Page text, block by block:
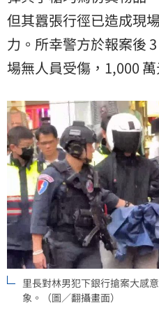
但其囂張行徑已造成現
力。所幸警方於報案後
場無人員受傷，1,000
里長對林男犯下銀行搶案大感
象。（圖／翻攝畫面）